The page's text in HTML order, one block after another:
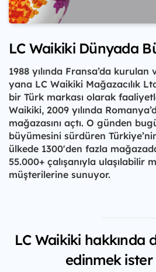
LC Waikiki Dünyada
1988 yılında Fransa’da kurulan
yana LC Waikiki Mağazacılık
bir Türk markası olarak
Waikiki, 2009 yılında
mağazasını açtı. O günden
büyümesini sürdüren
ülkede 1300'den fazla
55.000+ çalışanıyla ulaşılabilir
müşterilerine sunuyor.
LC Waikiki hakkında
edinmek ister